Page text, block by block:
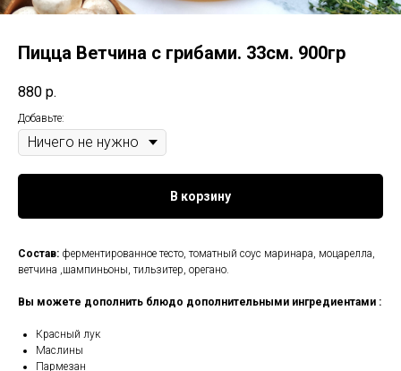
Пицца Ветчина с грибами. 33см. 900гр
880 р.
Добавьте:
В корзину
Состав: ферментированное тесто, томатный соус маринара, моцарелла,
ветчина ,шампиньоны, тильзитер, орегано.
Вы можете дополнить блюдо дополнительными ингредиентами :
Красный лук
Маслины
Пармезан